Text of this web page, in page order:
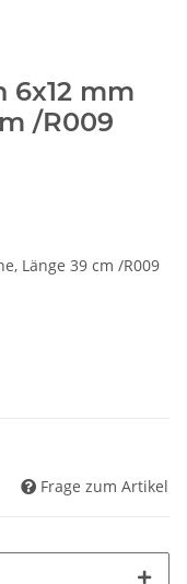
6x12 mm
/R009
Länge 39 cm /R009
Frage zum Artikel